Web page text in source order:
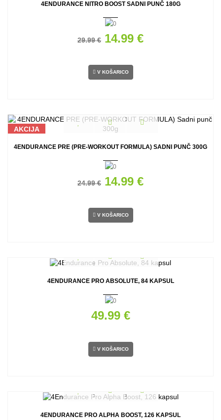
4ENDURANCE NITRO BOOST SADNI PUNČ 180G
29.99 € 14.99 €
V KOŠARICO
AKCIJA
4ENDURANCE PRE (PRE-WORKOUT FORMULA) SADNI PUNČ 300G
24.99 € 14.99 €
V KOŠARICO
4ENDURANCE PRO ABSOLUTE, 84 KAPSUL
49.99 €
V KOŠARICO
4ENDURANCE PRO ALPHA BOOST, 126 KAPSUL